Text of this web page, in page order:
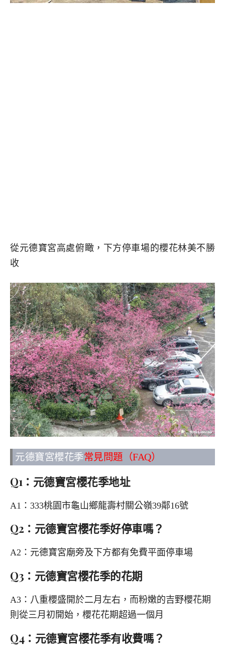
從元德寶宮高處俯瞰，下方停車場的櫻花林美不勝
收
元德寶宮櫻花季常見問題（FAQ）
Q1：元德寶宮櫻花季地址
A1：333桃園市龜山鄉龍壽村關公嶺39鄰16號
Q2：元德寶宮櫻花季好停車嗎？
A2：元德寶宮廟旁及下方都有免費平面停車場
Q3：元德寶宮櫻花季的花期
A3：八重櫻盛開於二月左右，而粉嫩的吉野櫻花期
則從三月初開始，櫻花花期超過一個月
Q4：元德寶宮櫻花季有收費嗎？